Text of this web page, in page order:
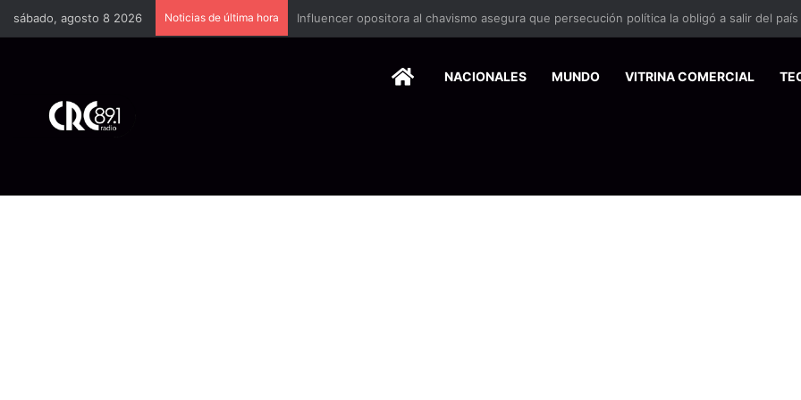
sábado, agosto 8 2026 Noticias de última hora Industria plástica se suma a la economía circular
HOMENACIONALES MUNDO VITRINA COMERCIAL